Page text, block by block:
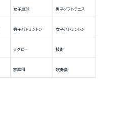
女子卓球 男子ソフトテニス
男子バドミントン 女子バドミントン
ラグビー 技術
家庭科 吹奏楽